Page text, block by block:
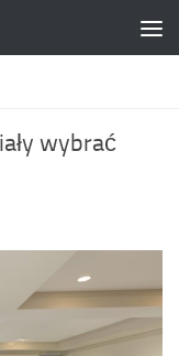
wybrać